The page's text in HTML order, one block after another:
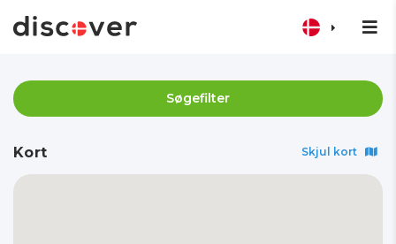
Søgefilter
Kort Skjul kort